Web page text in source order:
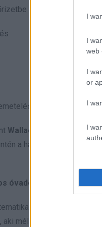
I
I
web
I
or
I
I
vették
Wallace feltételezett
a ház előtt vették
óvadék ellenében van
volt
mély nyomot hagyott a